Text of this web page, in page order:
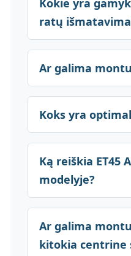
Kokie yra
ratų
Ar galima
Koks yra
Ką reiškia ET45
modelyje?
Ar galima
kitokia centrine